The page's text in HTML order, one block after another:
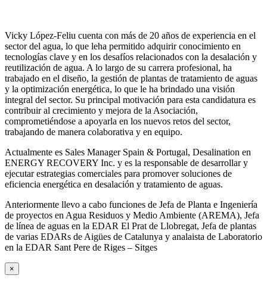
Vicky López-Feliu cuenta con más de 20 años de experiencia en el
sector del agua, lo que leha permitido adquirir conocimiento en
tecnologías clave y en los desafíos relacionados con la desalación y
reutilización de agua. A lo largo de su carrera profesional, ha
trabajado en el diseño, la gestión de plantas de tratamiento de aguas
y la optimización energética, lo que le ha brindado una visión
integral del sector. Su principal motivación para esta candidatura es
contribuir al crecimiento y mejora de la Asociación,
comprometiéndose a apoyarla en los nuevos retos del sector,
trabajando de manera colaborativa y en equipo.
Actualmente es Sales Manager Spain & Portugal, Desalination en
ENERGY RECOVERY Inc. y es la responsable de desarrollar y
ejecutar estrategias comerciales para promover soluciones de
eficiencia energética en desalación y tratamiento de aguas.
Anteriormente llevo a cabo funciones de Jefa de Planta e Ingeniería
de proyectos en Agua Residuos y Medio Ambiente (AREMA), Jefa
de línea de aguas en la EDAR El Prat de Llobregat, Jefa de plantas
de varias EDARs de Aigües de Catalunya y analaista de Laboratorio
en la EDAR Sant Pere de Riges – Sitges
×